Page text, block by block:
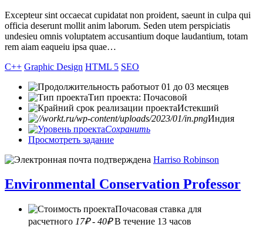
Excepteur sint occaecat cupidatat non proident, saeunt in culpa qui
officia deserunt mollit anim laborum. Seden utem perspiciatis
undesieu omnis voluptatem accusantium doque laudantium, totam
rem aiam eaqueiu ipsa quae…
C++ Graphic Design HTML 5 SEO
от 01 до 03 месяцев
Тип проекта: Почасовой
Истекший
Индия
Сохранить
Просмотреть задание
Harriso Robinson
Environmental Conservation Professor
Почасовая ставка для
расчетного 17₽ - 40₽В течение 13 часов